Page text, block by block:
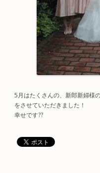
5月はたくさんの、新郎新婦様
をさせていただきました！
幸せです??